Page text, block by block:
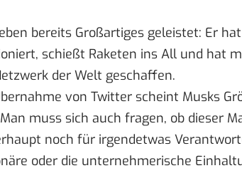
bereits Großartiges geleistet: Er
schießt Raketen ins All und hat
der Welt geschaffen.
von Twitter scheint Musks
muss sich auch fragen, ob dieser
noch für irgendetwas
oder die unternehmerische